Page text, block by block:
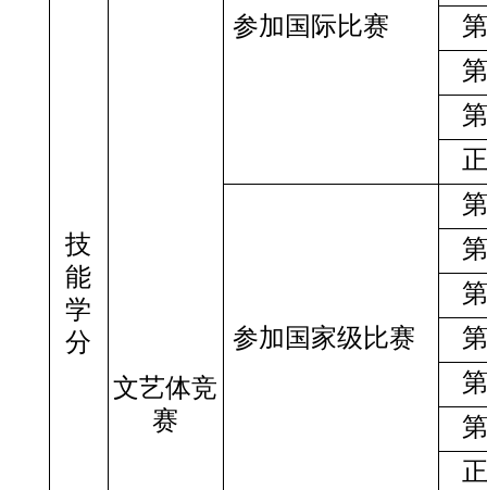
技
能
学
分
文艺体竞
赛
参加国际比赛
第
第
第
参加国家级比赛
第
第
第
第
第
第